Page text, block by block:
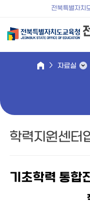
전북특별자치
자료실
학력지원센터
기초학력 통합